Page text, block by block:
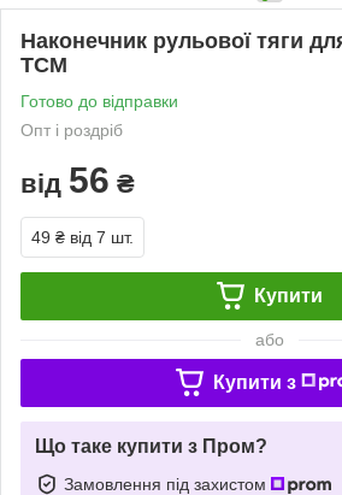
Наконечник рульової тяги
TCM
Готово до відправки
Опт і роздріб
від 56 ₴
49 ₴ від 7 шт.
Купити
або
Купити з
Що таке купити з Пром?
Замовлення під захистом